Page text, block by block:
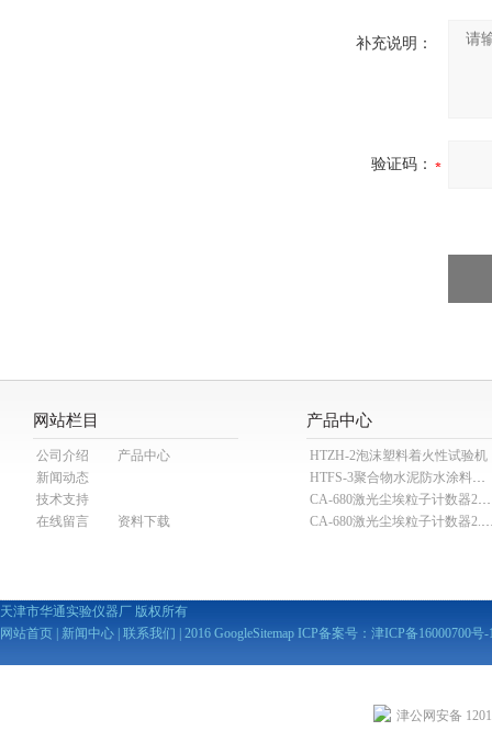
补充说明：
验证码：
网站栏目
公司介绍
产品中心
新闻动态
技术支持
在线留言
资料下载
产品中心
HTZH-2泡沫塑料着火性试验机
HTFS-3聚合物水泥防水涂料分散机
CA-680激光尘埃粒子计数器28.3L
CA-680激光尘埃粒子
天津市华通实验仪器厂 版权所有
网站首页
新闻中心 联系我们 | 2016 GoogleSitemap ICP备案号： 津ICP备16000700号-
津公网安备